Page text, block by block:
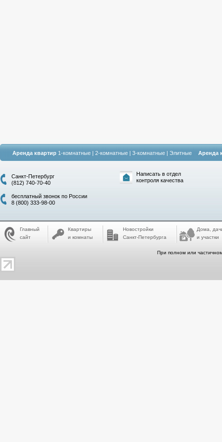
Аренда квартир 1-комнатные | 2-комнатные | 3-комнатные | Элитные Аренда
Санкт-Петербург
(812) 740-70-40
бесплатный звонок по России
8 (800) 333-98-00
Написать в отдел
контроля качества
Главный
сайт
Квартиры
и комнаты
Новостройки
Санкт-Петербурга
Дома,
и участки
При полном или